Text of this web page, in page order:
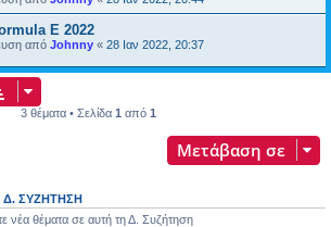
E 2022
από Johnny « 28 Ιαν 2022, 20:37
3 θέματα • Σελίδα 1 από 1
Μετάβαση σε
Δ. ΣΥΖΉΤΗΣΗ
νέα θέματα σε αυτή τη Δ. Συζήτηση